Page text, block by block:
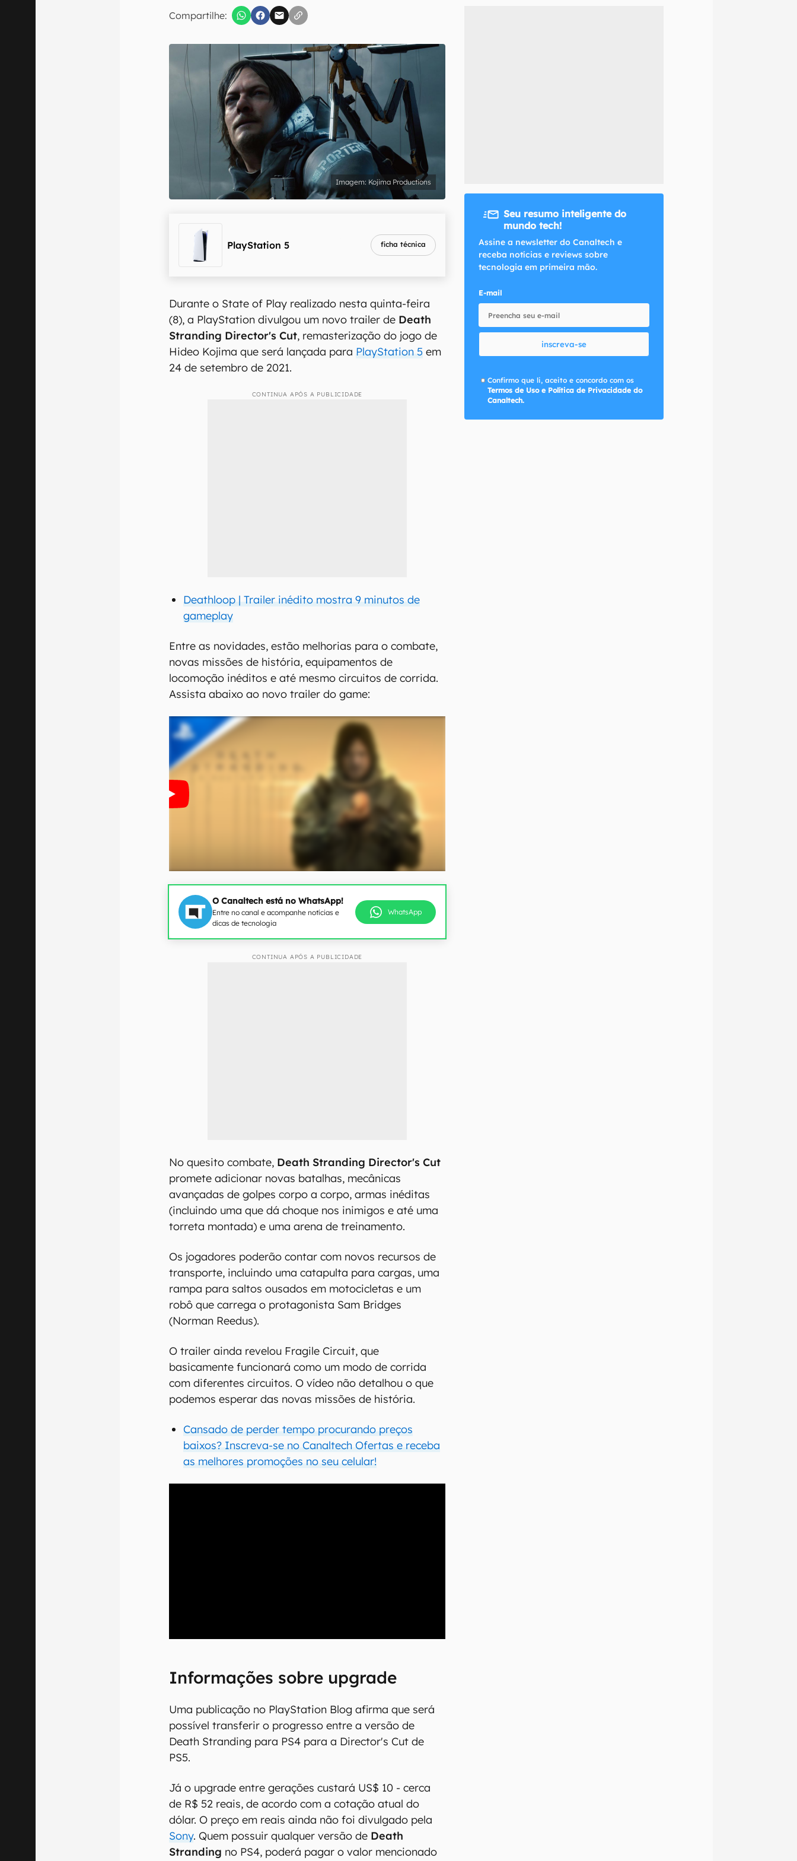
Compartilhe:
inscreva-se
Confirmo que li, aceito e concordo com os Termos de Uso e Política de Privacidade do Canaltech.
Kojima Productions
PlayStation 5 ficha técnica
Durante o State of Play realizado nesta quinta-feira
(8), a PlayStation divulgou um novo trailer de Death
Stranding Director's Cut, remasterização do jogo de
Hideo Kojima que será lançada para PlayStation 5 em
24 de setembro de 2021.
CONTINUA APÓS A PUBLICIDADE
Deathloop | Trailer inédito mostra 9 minutos de
gameplay
Entre as novidades, estão melhorias para o combate,
novas missões de história, equipamentos de
locomoção inéditos e até mesmo circuitos de corrida.
Assista abaixo ao novo trailer do game:
O Canaltech está no WhatsApp!
Entre no canal e acompanhe notícias e
dicas de tecnologia
WhatsApp
CONTINUA APÓS A PUBLICIDADE
No quesito combate, Death Stranding Director's Cut
promete adicionar novas batalhas, mecânicas
avançadas de golpes corpo a corpo, armas inéditas
(incluindo uma que dá choque nos inimigos e até uma
torreta montada) e uma arena de treinamento.
Os jogadores poderão contar com novos recursos de
transporte, incluindo uma catapulta para cargas, uma
rampa para saltos ousados em motocicletas e um
robô que carrega o protagonista Sam Bridges
(Norman Reedus).
O trailer ainda revelou Fragile Circuit, que
basicamente funcionará como um modo de corrida
com diferentes circuitos. O vídeo não detalhou o que
podemos esperar das novas missões de história.
Cansado de perder tempo procurando preços
baixos? Inscreva-se no Canaltech Ofertas e receba
as melhores promoções no seu celular!
Informações sobre upgrade
Uma publicação no PlayStation Blog afirma que será
possível transferir o progresso entre a versão de
Death Stranding para PS4 para a Director's Cut de
PS5.
Já o upgrade entre gerações custará US$ 10 - cerca
de R$ 52 reais, de acordo com a cotação atual do
dólar. O preço em reais ainda não foi divulgado pela
Sony. Quem possuir qualquer versão de Death
Stranding no PS4, poderá pagar o valor mencionado
Seu resumo inteligente do
mundo tech!
Assine a newsletter do Canaltech e
receba notícias e reviews sobre
tecnologia em primeira mão.
E-mail
inscreva-se
Confirmo que li, aceito e concordo com os
Termos de Uso e Política de Privacidade do
Canaltech.